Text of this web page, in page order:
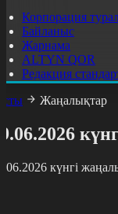
Корпорация
Байланыс
Жарнама
ALTYN QOR
Редакция
Жаңалықтар
күнгі